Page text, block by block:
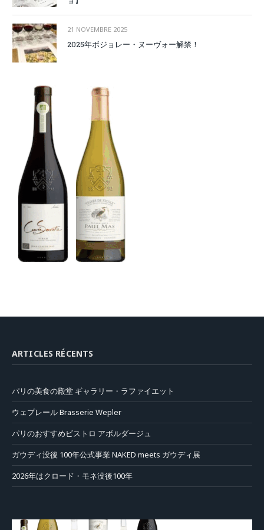
21 NOVEMBRE 2025
2025年ボジョレー・ヌーヴォー解禁！
ARTICLES RÉCENTS
パリの美食の殿堂 ギャラリー・ラファイエット
ウェプレール Brasserie Wepler
パリのおすすめビストロ アボルダージュ
ガウディ没後 100年公式事業 NAKED meets ガウディ展
2026年はクロード・モネ没後100年